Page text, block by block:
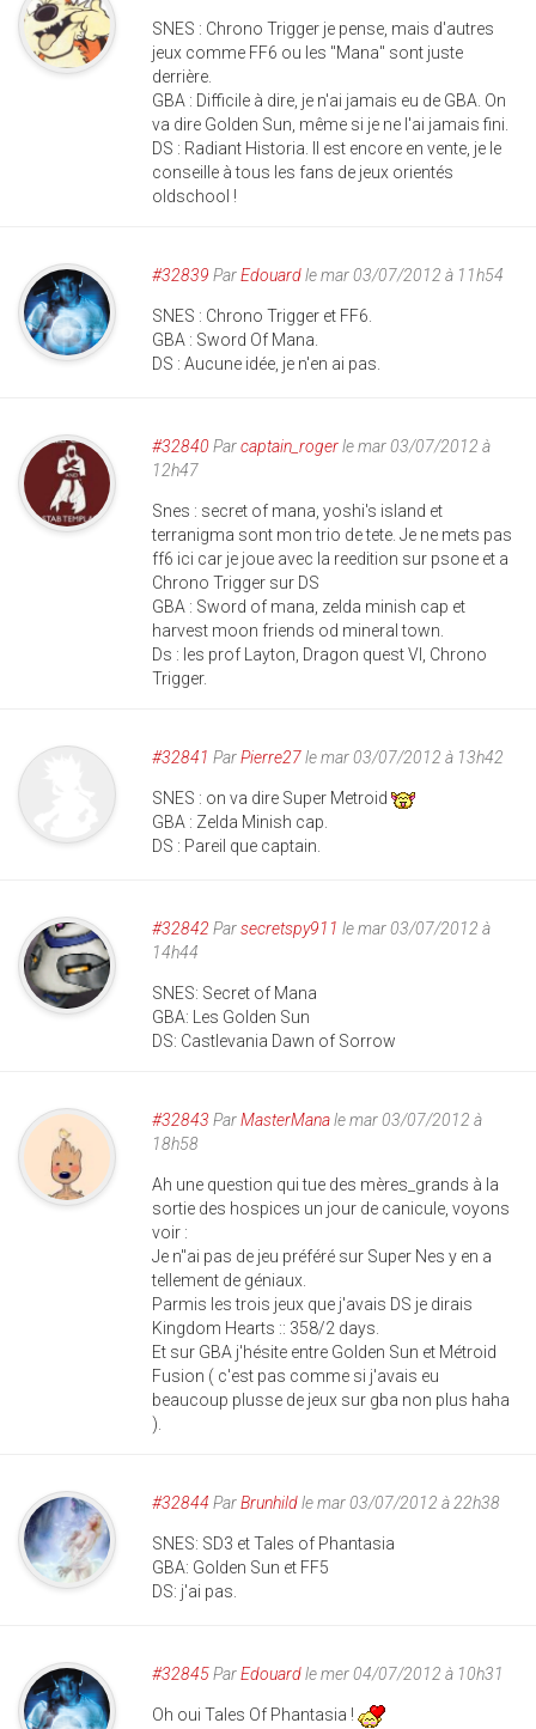
SNES : Chrono Trigger je pense, mais d'autres
jeux comme FF6 ou les "Mana" sont juste
derrière.
GBA : Difficile à dire, je n'ai jamais eu de GBA. On
va dire Golden Sun, même si je ne l'ai jamais fini.
DS : Radiant Historia. Il est encore en vente, je le
conseille à tous les fans de jeux orientés
oldschool !
#32839 ParEdouardle mar 03/07/2012 à 11h54
SNES : Chrono Trigger et FF6.
GBA : Sword Of Mana.
DS : Aucune idée, je n'en ai pas.
#32840 Parcaptain_rogerle mar 03/07/2012 à
12h47
Snes : secret of mana, yoshi's island et
terranigma sont mon trio de tete. Je ne mets pas
ff6 ici car je joue avec la reedition sur psone et a
Chrono Trigger sur DS
GBA : Sword of mana, zelda minish cap et
harvest moon friends od mineral town.
Ds : les prof Layton, Dragon quest VI, Chrono
Trigger.
#32841 ParPierre27le mar 03/07/2012 à 13h42
SNES : on va dire Super Metroid
GBA : Zelda Minish cap.
DS : Pareil que captain.
#32842 Parsecretspy911 le mar 03/07/2012 à
14h44
SNES: Secret of Mana
GBA: Les Golden Sun
DS: Castlevania Dawn of Sorrow
#32843 ParMasterManale mar 03/07/2012 à
18h58
Ah une question qui tue des mères_grands à la
sortie des hospices un jour de canicule, voyons
voir :
Je n''ai pas de jeu préféré sur Super Nes y en a
tellement de géniaux.
Parmis les trois jeux que j'avais DS je dirais
Kingdom Hearts :: 358/2 days.
Et sur GBA j'hésite entre Golden Sun et Métroid
Fusion ( c'est pas comme si j'avais eu
beaucoup plusse de jeux sur gba non plus haha
).
#32844 ParBrunhildle mar 03/07/2012 à 22h38
SNES: SD3 et Tales of Phantasia
GBA: Golden Sun et FF5
DS: j'ai pas.
#32845ParEdouardle mer 04/07/2012 à 10h31
Oh oui Tales Of Phantasia !